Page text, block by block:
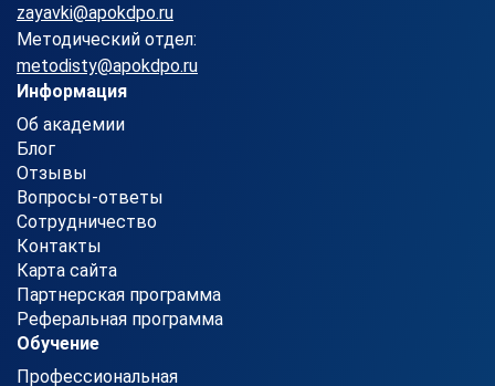
zayavki@apokdpo.ru
Методический отдел:
metodisty@apokdpo.ru
Информация
Об академии
Блог
Отзывы
Вопросы-ответы
Сотрудничество
Контакты
Карта сайта
Партнерская программа
Реферальная программа
Обучение
Профессиональная